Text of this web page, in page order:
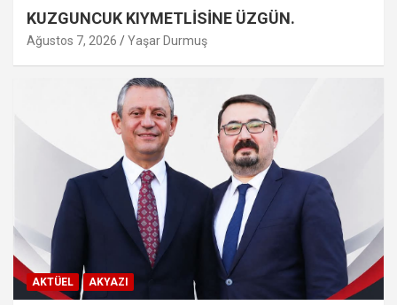
KUZGUNCUK KIYMETLİSİNE ÜZGÜN.
Ağustos 7, 2026 Yaşar Durmuş
AKTÜEL AKYAZI